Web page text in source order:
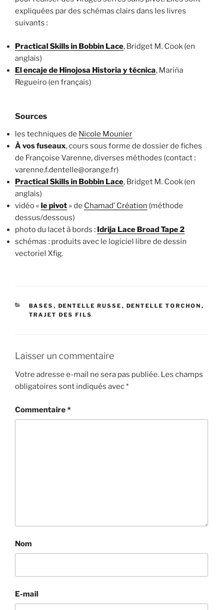
expliquées par des schémas clairs dans les livres
suivants :
Practical Skills in Bobbin Lace, Bridget M. Cook (en
anglais)
El encaje de Hinojosa Historia y técnica, Mariña
Regueiro (en français)
Sources
les techniques de Nicole Mounier
À vos fuseaux, cours sous forme de dossier de fiches
de Françoise Varenne, diverses méthodes (contact :
varenne.f.dentelle@orange.fr)
Practical Skills in Bobbin Lace, Bridget M. Cook (en
anglais)
vidéo « le pivot » de Chamad’ Création (méthode
dessus/dessous)
photo du lacet à bords : Idrija Lace Broad Tape 2
schémas : produits avec le logiciel libre de dessin
vectoriel Xfig.
CATÉGORIES
BASES , DENTELLE RUSSE , DENTELLE TORCHON ,
TRAJET DES FILS
Laisser un commentaire
Votre adresse e-mail ne sera pas publiée. Les champs
obligatoires sont indiqués avec*
Commentaire*
Nom
E-mail